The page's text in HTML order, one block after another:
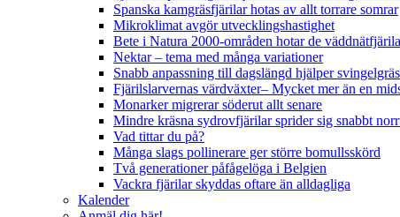
Spanska kamgräsfjärilar hotas av allt torrare somrar
Mikroklimat avgör utvecklingshastighet
Bete i Natura 2000-områden hotar de
Nektar – tema med många variationer
Snabb anpassning till dagslängd hjälper
Fjärilslarvernas värdväxter– Mycket mer än en
Monarker migrerar söderut allt senare
Mindre kräsna sydrovfjärilar sprider sig snabbt
Vad tittar du på?
Många slags pollinerare ger större bomullsskörd
Två generationer påfågelöga i Belgien
Vackra fjärilar skyddas oftare än alldagliga
Kalender